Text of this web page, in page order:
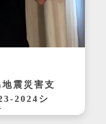
震災害支
2024シ
りシュー